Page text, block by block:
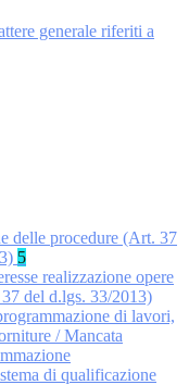
generale riferiti a
delle procedure (Art. 37
5
realizzazione opere
del d.lgs. 33/2013)
di lavori,
/ Mancata
di qualificazione